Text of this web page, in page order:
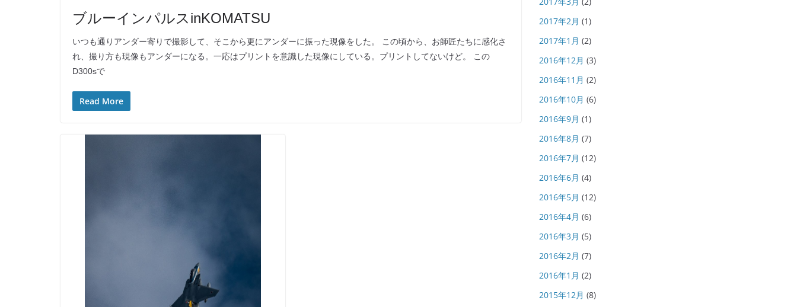
ブルーインパルスinKOMATSU
いつも通りアンダー寄りで撮影して、そこから更にアンダーに振った現像をした。 この頃から、お師匠たちに感化さ
れ、撮り方も現像もアンダーになる。一応はプリントを意識した現像にしている。プリントしてないけど。 この
D300sで
Read More
2017年2月 (1)
2017年1月 (2)
2016年12月 (3)
2016年11月 (2)
2016年10月 (6)
2016年9月 (1)
2016年8月 (7)
2016年7月 (12)
2016年6月 (4)
2016年5月 (12)
2016年4月 (6)
2016年3月 (5)
2016年2月 (7)
2016年1月 (2)
2015年12月 (8)